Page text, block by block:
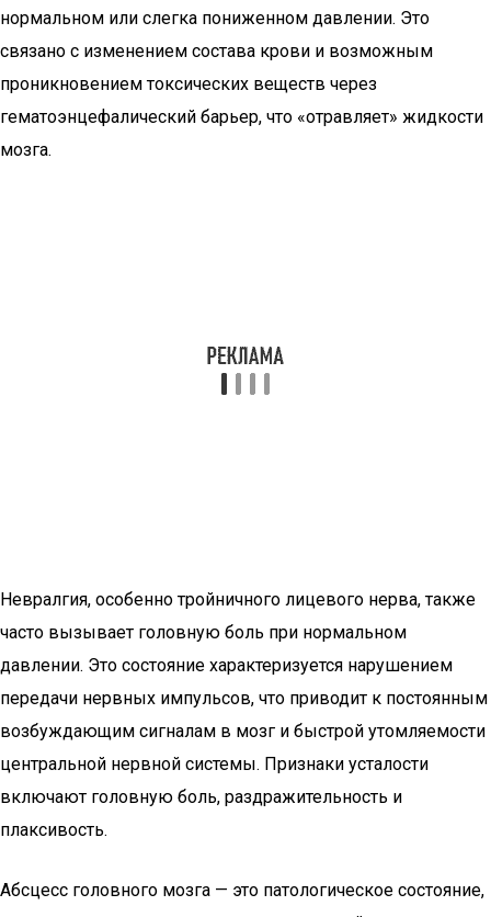
нормальном или слегка пониженном давлении. Это
связано с изменением состава крови и возможным
проникновением токсических веществ через
гематоэнцефалический барьер, что «отравляет» жидкости
мозга.
Невралгия, особенно тройничного лицевого нерва, также
часто вызывает головную боль при нормальном
давлении. Это состояние характеризуется нарушением
передачи нервных импульсов, что приводит к постоянным
возбуждающим сигналам в мозг и быстрой утомляемости
центральной нервной системы. Признаки усталости
включают головную боль, раздражительность и
плаксивость.
Абсцесс головного мозга — это патологическое состояние,